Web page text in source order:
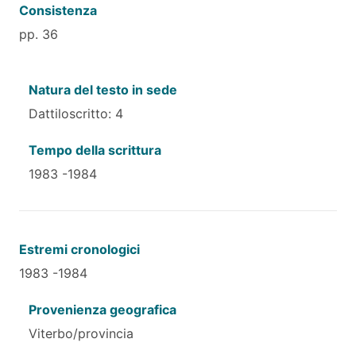
Consistenza
pp. 36
Natura del testo in sede
Dattiloscritto: 4
Tempo della scrittura
1983 -1984
Estremi cronologici
1983 -1984
Provenienza geografica
Viterbo/provincia